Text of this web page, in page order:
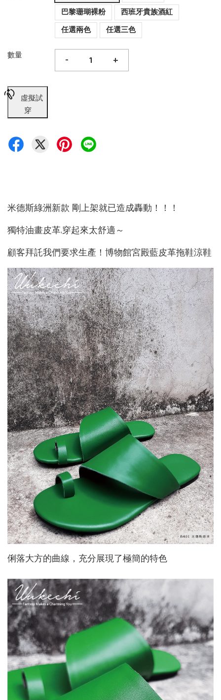
巴黎珊瑚裸粉
西班牙貴族酒紅
任選兩色
任選三色
數量 - +
虛擬試
穿
米德斯綠洲新款 剛上架就已造成轟動！！！
獨特油畫皮革,穿起來太舒適～
顧客拜託我們要求生產！博物館宮殿藍皮革拖鞋涼鞋
俐落大方的曲線，充分展現了極簡的特色